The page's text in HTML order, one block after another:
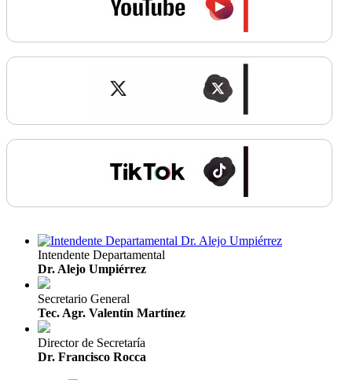
Intendente Departamental
Dr. Alejo Umpiérrez
Secretario General
Tec. Agr. Valentín Martínez
Director de Secretaría
Dr. Francisco Rocca